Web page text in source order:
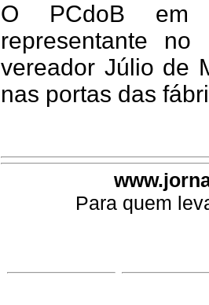
O PCdoB
representante
vereador Júlio de
nas portas das
Para quem